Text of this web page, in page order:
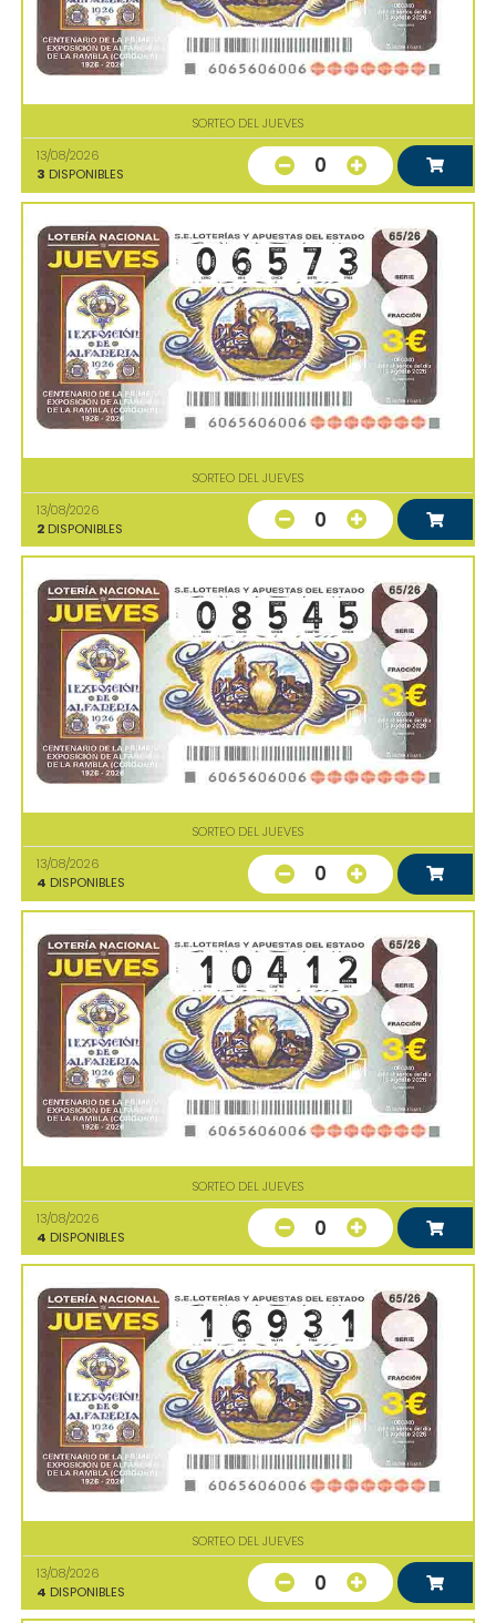
SORTEO DEL JUEVES
13/08/2026
3 DISPONIBLES 0
SORTEO DEL JUEVES
13/08/2026
2 DISPONIBLES 0
SORTEO DEL JUEVES
13/08/2026
4 DISPONIBLES 0
SORTEO DEL JUEVES
13/08/2026
4 DISPONIBLES 0
SORTEO DEL JUEVES
13/08/2026
4 DISPONIBLES 0